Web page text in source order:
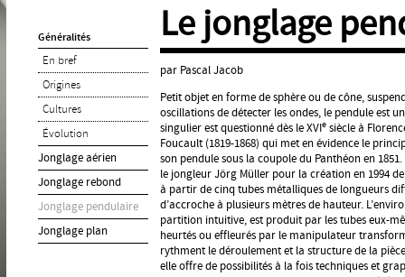
êtes
ici
Généralités
En bref
Origines
Cultures
Évolution
Jonglage aérien
Jonglage rebond
Jonglage pendulaire
Jonglage plan
Le jonglage
par Pascal Jacob
Petit objet en forme de sphère ou de cône,
oscillations de détecter les ondes, le pendule est
singulier est questionné dès le XVIe siècle à
Foucault (1819-1868) qui met en évidence le
son pendule sous la coupole du Panthéon en
le jongleur Jörg Müller pour la création en 1994
à partir de cinq tubes métalliques de longueurs
d’accroche à plusieurs mètres de hauteur.
partition intuitive, est produit par les tubes eux-
heurtés ou effleurés par le manipulateur
rythment le déroulement et la structure de la
elle offre de possibilités à la fois techniques et